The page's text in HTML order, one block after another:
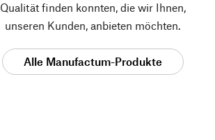
Qualität finden konnten, die wir Ihnen,
unseren Kunden, anbieten möchten.
Alle Manufactum-Produkte